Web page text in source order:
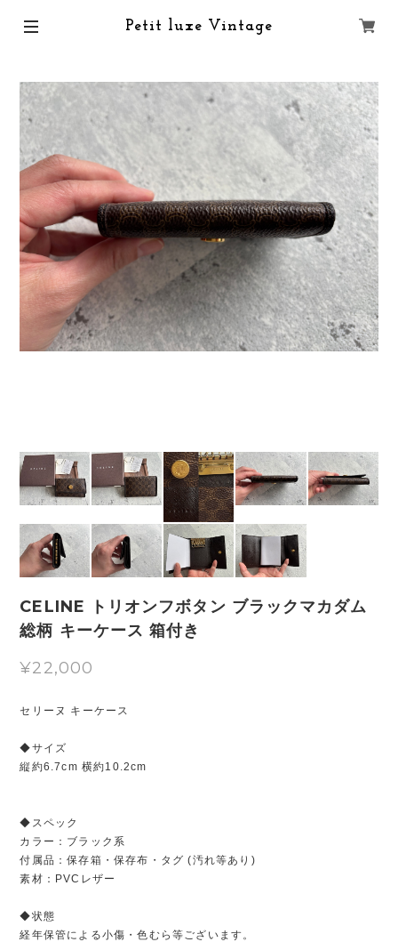
Petit luxe Vintage
CELINE トリオンフボタン ブラックマカダム
総柄 キーケース 箱付き
¥22,000
セリーヌ キーケース
◆サイズ
縦約6.7cm 横約10.2cm
◆スペック
カラー：ブラック系
付属品：保存箱・保存布・タグ (汚れ等あり)
素材：PVCレザー
◆状態
経年保管による小傷・色むら等ございます。